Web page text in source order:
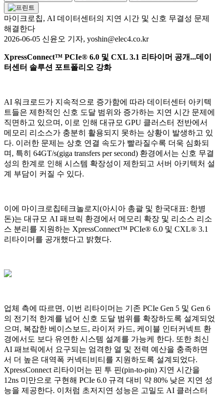
마이크로칩, AI 데이터센터의 지연 시간 및 신호 무결성 문제
해결한다
2026-06-05 신윤오 기자, yoshin@elec4.co.kr
XpressConnect™ PCIe® 6.0 및 CXL 3.1 리타이머 공개...데이
터센터 솔루션 포트폴리오 강화
AI 워크로드가 지속적으로 증가함에 따라 데이터센터 아키텍
트들은 제한적인 신호 도달 범위와 증가하는 지연 시간 문제에
직면하고 있으며, 이로 인해 대규모 GPU 클러스터 전반에서
메모리 리소스가 충분히 활용되지 못하는 상황이 발생하고 있
다. 이러한 문제는 상호 연결 속도가 빨라질수록 더욱 심화되
며, 특히 64GT/s(giga transfers per second) 환경에서는 신호 무결
성의 한계로 인해 시스템 확장성이 제한되고 서버 아키텍처 설
계 부담이 커질 수 있다.
이에 마이크로칩테크놀로지(아시아 총괄 및 한국대표: 한병
돈)는 대규모 AI 패브릭 환경에서 메모리 확장 및 리소스 리소
스 분리를 지원하는 XpressConnect™ PCIe® 6.0 및 CXL® 3.1
리타이머를 공개했다고 밝혔다.
업체 측에 따르면, 이번 리타이머는 기존 PCIe Gen 5 및 Gen 6
의 전기적 한계를 넘어 신호 도달 범위를 확장하도록 설계되었
으며, 복잡한 베이스보드, 라이저 카드, 케이블 인터커넥트 환
경에서도 보다 유연한 시스템 설계를 가능케 한다. 또한 최신
AI 패브릭에서 요구되는 엄격한 열 및 전력 예산을 충족하면
서 더 높은 대역폭 커넥티비티를 지원하도록 설계되었다.
XpressConnect 리타이머는 핀 투 핀(pin-to-pin) 지연 시간을
12ns 미만으로 구현해 PCIe 6.0 규격 대비 약 80% 낮은 지연 성
능을 제공한다. 이처럼 초저지연 성능은 고밀도 AI 클러스터